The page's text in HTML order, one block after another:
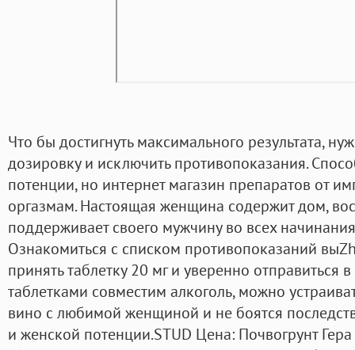
Что бы достигнуть максимального результата,
дозировку и исключить противопоказания.
потенции, но интернет магазин препаратов от
оргазмам. Настоящая женщина содержит дом,
поддерживает своего мужчину во всех
Ознакомиться с списком противопоказаний
принять таблетку 20 мг и уверенно отправиться
таблетками совместим алкоголь, можно
вино с любимой женщиной и не боятся
и женской потенции.STUD Цена: Почвогрунт